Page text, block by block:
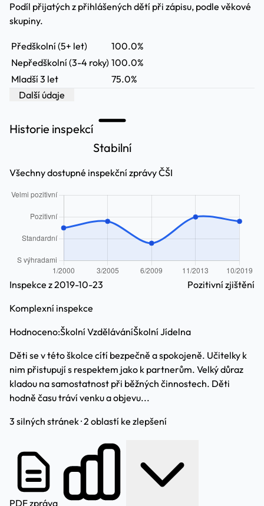
Podíl přijatých z přihlášených dětí při zápisu, podle věkové
skupiny.
Předškolní (5+ let)
100.0%
Nepředškolní (3-4 roky) 100.0%
Mladší 3 let
75.0%
Další údaje
Historie inspekcí
Stabilní
Všechny dostupné inspekční zprávy ČŠI
Inspekce z 2019-10-23
Komplexní inspekce
Pozitivní zjištění
Hodnoceno:Školní VzděláváníŠkolní Jídelna
Děti se v této školce cítí bezpečně a spokojeně. Učitelky k
nim přistupují s respektem jako k partnerům. Velký důraz
kladou na samostatnost při běžných činnostech. Děti
hodně času tráví venku a objevu...
3 silných stránek · 2 oblastí ke zlepšení
PDF zpráva